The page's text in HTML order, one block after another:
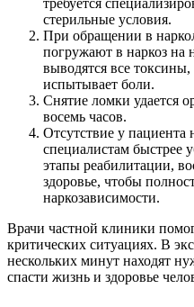
требуется
стерильные условия.
При обращении в
погружают в наркоз на
выводятся все
испытывает боли.
Снятие ломки удается
восемь часов.
Отсутствие у пациента
специалистам быстрее
этапы реабилитации,
здоровье, чтобы
наркозависимости.
Врачи частной клиники
критических ситуациях. В
нескольких минут находят
спасти жизнь и здоровье